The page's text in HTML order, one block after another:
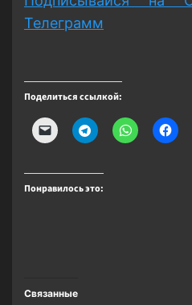
Телеграмм
Поделиться ссылкой:
Понравилось это:
Связанные